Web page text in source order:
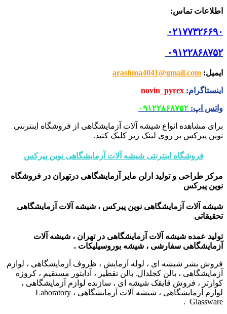
اطلاعات تماس:
۰۲۱۷۷۳۲۶۶۹۰
۰۹۱۲۲۸۶۸۷۵۲
ایمیل:
arashma4041@gmail.com
اینستاگرام:
novin_pyrex
واتس اپ: ۰۹۱۲۲۸۶۸۷۵۲
برای مشاهده انواع شیشه آلات آزمایشگاهی از فروشگاه اینترنتی
نوین پیرکس بر روی لینک زیر کلیک کنید.
فروشگاه اینترنتی شیشه آلات آزمایشگاهی نوین پیرکس
مرکز طراحی و تولید ارلن مایر آزمایشگاهی درتهران در فروشگاه
نوین پیرکس
شیشه آلات آزمایشگاهی نوین پیرکس ، شیشه آلات آزمایشگاهی
تحقیقاتی
تولید عمده شیشه آلات آزمایشگاهی در تهران ، شیشه آلات
آزمایشگاهی سفارشی ، شیشه بوروسیلیکات .
فروش بشر شیشه ای ، لوله آزمایش ، ظروف آزمایشگاهی ، لوازم
آزمایشگاهی ، بالن کجلدال. بالن تقطیر ، آدابتور مستقیم ، کروزه
کوارتز ، فروش قایقک شیشه ای ، سازنده لوازم آزمایشگاهی ،
لوازم آزمایشگاهی ، شیشه آلات آزمایشگاهی ، Laboratory
Glassware .